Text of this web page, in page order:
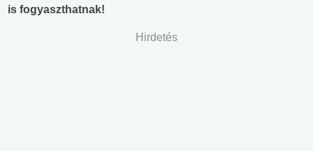
is fogyaszthatnak!
Hirdetés